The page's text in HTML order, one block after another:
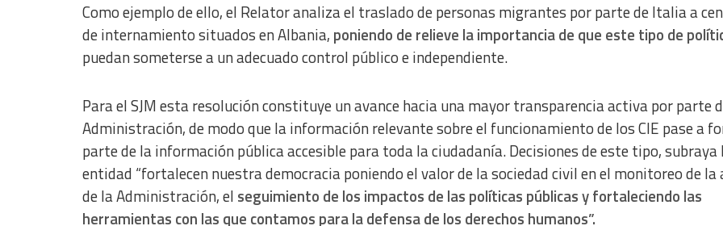
Como ejemplo de ello, el Relator analiza el traslado de personas migrantes por parte de Italia a
de internamiento situados en Albania, poniendo de relieve la importancia de que este tipo de
puedan someterse a un adecuado control público e independiente.
Para el SJM esta resolución constituye un avance hacia una mayor transparencia activa por parte
Administración, de modo que la información relevante sobre el funcionamiento de los CIE pase a
parte de la información pública accesible para toda la ciudadanía. Decisiones de este tipo, subraya
entidad “fortalecen nuestra democracia poniendo el valor de la sociedad civil en el monitoreo de la
de la Administración, el seguimiento de los impactos de las políticas públicas y fortaleciendo las
herramientas con las que contamos para la defensa de los derechos humanos”.